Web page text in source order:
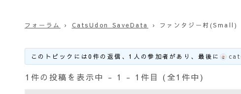
フォーラム › CatsUdon SaveData ›
ファンタジー村(Small)
このトピックには0件の返信、1人の参加者があり、最後に
1件の投稿を表示中 - 1 - 1件目 (全1件中)